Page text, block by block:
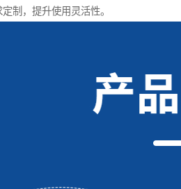
制，提升使用灵活性。